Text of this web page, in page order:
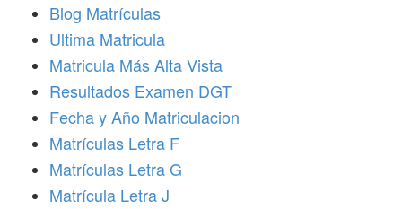
Blog Matrículas
Ultima Matricula
Matricula Más Alta Vista
Resultados Examen DGT
Fecha y Año Matriculacion
Matrículas Letra F
Matrículas Letra G
Matrícula Letra J